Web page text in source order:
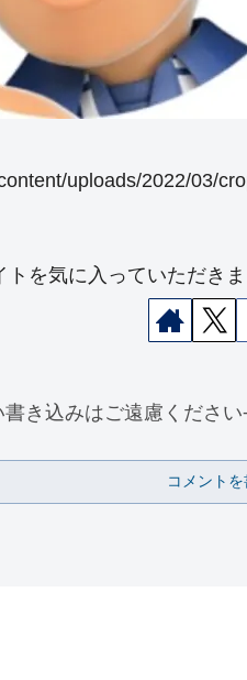
uploads/2022/03/
トを気に入っていただき
き込みはご遠慮ください-
コメント